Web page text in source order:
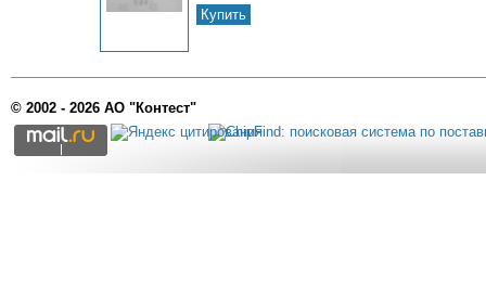
Купить
© 2002 - 2026 АО "Контест"